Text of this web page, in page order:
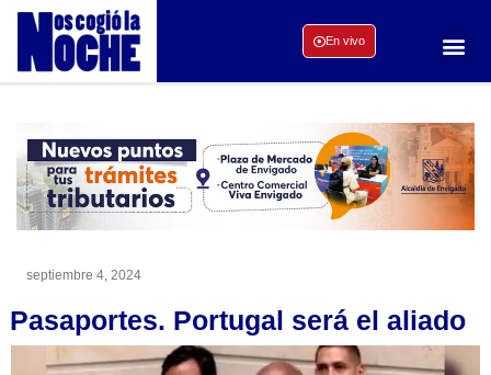
En vivo
septiembre 4, 2024
Pasaportes. Portugal será el aliado